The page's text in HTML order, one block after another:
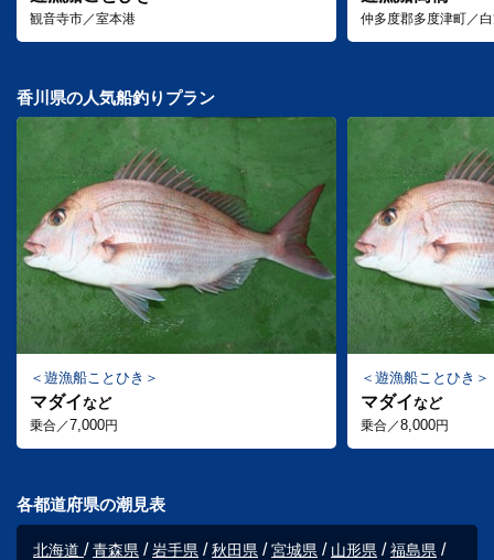
観音寺市／室本港 仲多度郡多度津町／
香川県の人気船釣りプラン
遊漁船ことひき
マダイなど
乗合／7,000円
遊漁船ことひき
マダイなど
乗合／8,000円
各都道府県の潮見表
北海道 青森県 岩手県 秋田県 宮城県 山形県
福島県